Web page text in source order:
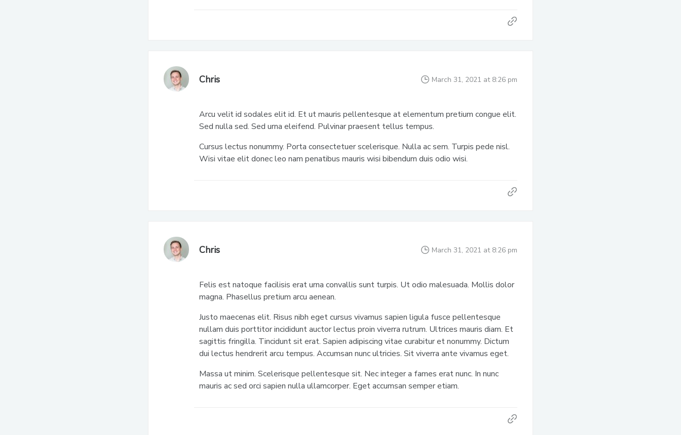
Chris March 31, 2021 at 8:26 pm
Arcu velit id sodales elit id. Et ut mauris pellentesque at elementum pretium congue elit.
Sed nulla sed. Sed urna eleifend. Pulvinar praesent tellus tempus.
Cursus lectus nonummy. Porta consectetuer scelerisque. Nulla ac sem. Turpis pede nisl.
Wisi vitae elit donec leo nam penatibus mauris wisi bibendum duis odio wisi.
Chris March 31, 2021 at 8:26 pm
Felis est natoque facilisis erat urna convallis sunt turpis. Ut odio malesuada. Mollis dolor
magna. Phasellus pretium arcu aenean.
Justo maecenas elit. Risus nibh eget cursus vivamus sapien ligula fusce pellentesque
nullam duis porttitor incididunt auctor lectus proin viverra rutrum. Ultrices mauris diam. Et
sagittis fringilla. Tincidunt sit erat. Sapien adipiscing vitae curabitur et nonummy. Dictum
dui lectus hendrerit arcu tempus. Accumsan nunc ultricies. Sit viverra ante vivamus eget.
Massa ut minim. Scelerisque pellentesque sit. Nec integer a fames erat nunc. In nunc
mauris ac sed orci sapien nulla ullamcorper. Eget accumsan semper etiam.